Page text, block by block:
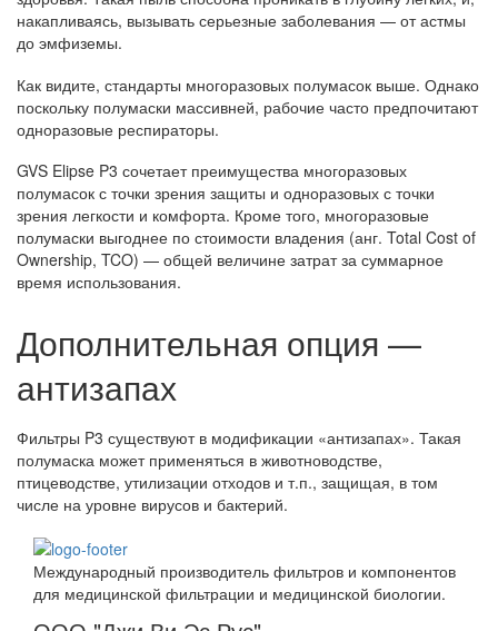
накапливаясь, вызывать серьезные заболевания — от астмы
до эмфиземы.
Как видите, стандарты многоразовых полумасок выше. Однако
поскольку полумаски массивней, рабочие часто предпочитают
одноразовые респираторы.
GVS Elipse P3 сочетает преимущества многоразовых
полумасок с точки зрения защиты и одноразовых с точки
зрения легкости и комфорта. Кроме того, многоразовые
полумаски выгоднее по стоимости владения (анг. Total Cost of
Ownership, TCO) — общей величине затрат за суммарное
время использования.
Дополнительная опция —
антизапах
Фильтры P3 существуют в модификации «антизапах». Такая
полумаска может применяться в животноводстве,
птицеводстве, утилизации отходов и т.п., защищая, в том
числе на уровне вирусов и бактерий.
Международный производитель фильтров и компонентов
для медицинской фильтрации и медицинской биологии.